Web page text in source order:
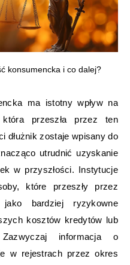
konsumencka i co dalej?
ma istotny wpływ na
przeszła przez ten
dłużnik zostaje wpisany do
utrudnić uzyskanie
w przyszłości. Instytucje
które przeszły przez
jako bardziej ryzykowne
kosztów kredytów lub
informacja o
w rejestrach przez okres